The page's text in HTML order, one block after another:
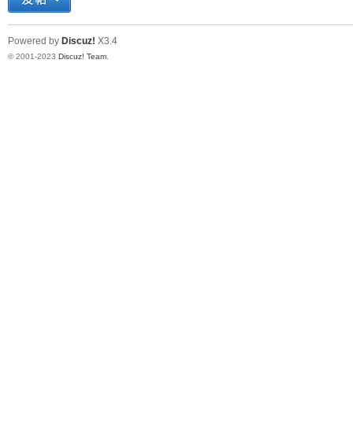
Powered by Discuz! X3.4
© 2001-2023 Discuz! Team.